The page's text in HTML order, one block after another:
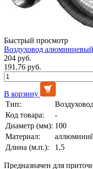
Быстрый просмотр
Воздуховод
204 руб.
191.76 руб.
В корзину
Тип:
Код товара:
-
Диаметр (мм): 100
Материал:
Длина (м.п.):
1,5
Предназначен для